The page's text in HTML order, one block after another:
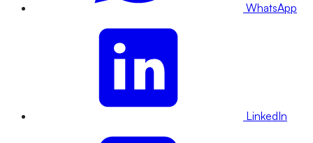
WhatsApp
LinkedIn